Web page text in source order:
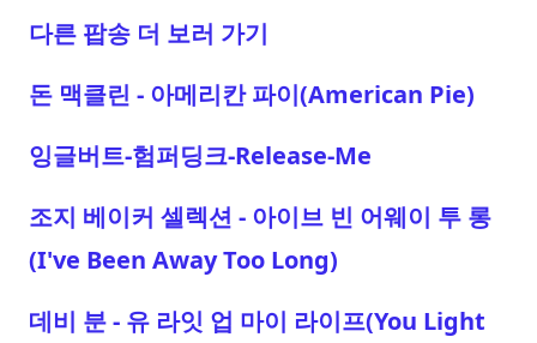
다른 팝송 더 보러 가기
돈 맥클린 - 아메리칸 파이(American Pie)
잉글버트-험퍼딩크-Release-Me
조지 베이커 셀렉션 - 아이브 빈 어웨이 투 롱
(I've Been Away Too Long)
데비 분 - 유 라잇 업 마이 라이프(You Light